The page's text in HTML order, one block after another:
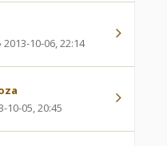
2013-10-06, 22:14
10-05, 20:45